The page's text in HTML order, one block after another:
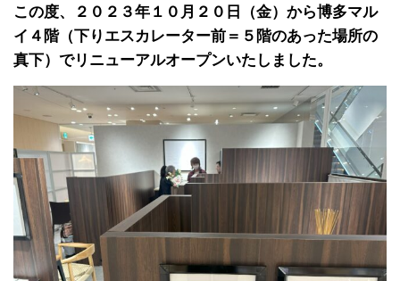
この度、
２０２３年１０月２０日（金）から博多マル
イ４階（下りエスカレーター前＝５階のあった場所の
真下）でリニューアルオープンいたしました。